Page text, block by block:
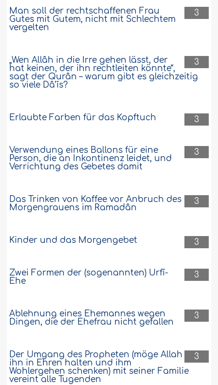
3
Man soll der rechtschaffenen Frau
Gutes mit Gutem, nicht mit Schlechtem
vergelten
3
„Wen Allâh in die Irre gehen lässt, der
hat keinen, der ihn rechtleiten könnte“,
sagt der Qurân – warum gibt es gleichzeitig
so viele Dâ’îs?
3
Erlaubte Farben für das Kopftuch
3
Verwendung eines Ballons für eine
Person, die an Inkontinenz leidet, und
Verrichtung des Gebetes damit
3
Das Trinken von Kaffee vor Anbruch des
Morgengrauens im Ramadân
3
Kinder und das Morgengebet
3
Zwei Formen der (sogenannten) Urfî-
Ehe
3
Ablehnung eines Ehemannes wegen
Dingen, die der Ehefrau nicht gefallen
3
Der Umgang des Propheten (möge Allah
ihn in Ehren halten und ihm
Wohlergehen schenken) mit seiner Familie
vereint alle Tugenden